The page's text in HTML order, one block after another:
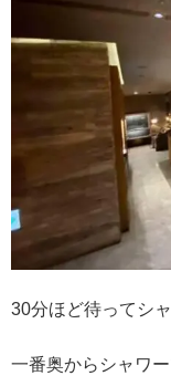
30分ほど待ってシ
一番奥からシャワ